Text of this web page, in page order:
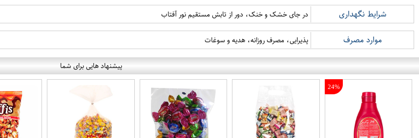
شرایط نگهداری در جای خشک و خنک، دور از تابش مستقیم نور آفتاب
موارد مصرف پذیرایی، مصرف روزانه، هدیه و سوغات
پیشنهاد هایی برای شما
24%